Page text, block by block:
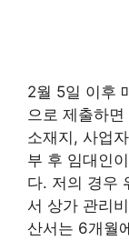
2월 5일 이후
으로 제출하
소재지, 사업
부 후 임대인
다. 저의 경우
서 상가 관리
산서는 6개월